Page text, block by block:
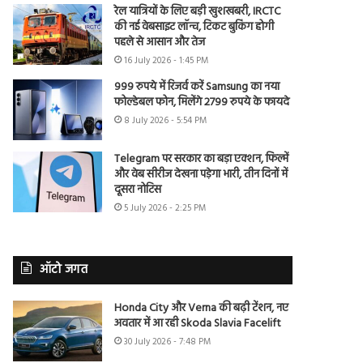
रेल यात्रियों के लिए बड़ी खुशखबरी, IRCTC
की नई वेबसाइट लॉन्च, टिकट बुकिंग होगी
पहले से आसान और तेज
16 July 2026 - 1:45 PM
999 रुपये में रिजर्व करें Samsung का नया
फोल्डेबल फोन, मिलेंगे 2799 रुपये के फायदे
8 July 2026 - 5:54 PM
Telegram पर सरकार का बड़ा एक्शन, फिल्में
और वेब सीरीज देखना पड़ेगा भारी, तीन दिनों में
दूसरा नोटिस
5 July 2026 - 2:25 PM
ऑटो जगत
Honda City और Verna की बढ़ी टेंशन, नए
अवतार में आ रही Skoda Slavia Facelift
30 July 2026 - 7:48 PM